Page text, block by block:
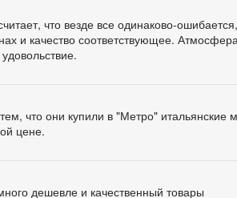
что везде все одинаково-ошибается,
и качество соответствующее.
что они купили в "Метро" итальянские
цене.
дешевле и качественный товары